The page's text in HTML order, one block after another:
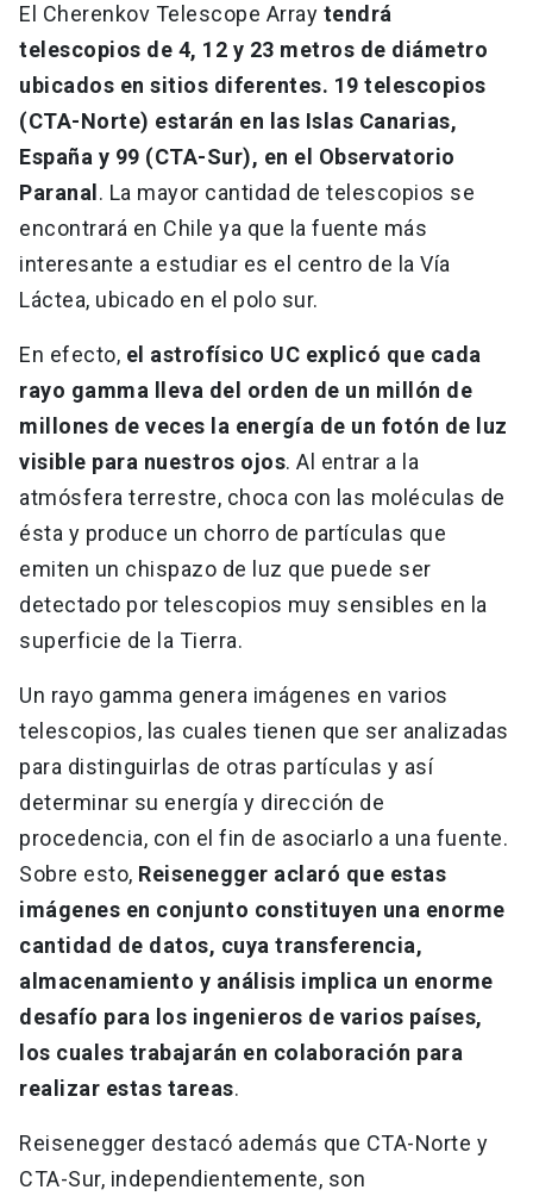
El Cherenkov Telescope Array tendrá
telescopios de 4, 12 y 23 metros de diámetro
ubicados en sitios diferentes. 19 telescopios
(CTA-Norte) estarán en las Islas Canarias,
España y 99 (CTA-Sur), en el Observatorio
Paranal . La mayor cantidad de telescopios se
encontrará en Chile ya que la fuente más
interesante a estudiar es el centro de la Vía
Láctea, ubicado en el polo sur.
En efecto, el astrofísico UC explicó que cada
rayo gamma lleva del orden de un millón de
millones de veces la energía de un fotón de luz
visible para nuestros ojos. Al entrar a la
atmósfera terrestre, choca con las moléculas de
ésta y produce un chorro de partículas que
emiten un chispazo de luz que puede ser
detectado por telescopios muy sensibles en la
superficie de la Tierra.
Un rayo gamma genera imágenes en varios
telescopios, las cuales tienen que ser analizadas
para distinguirlas de otras partículas y así
determinar su energía y dirección de
procedencia, con el fin de asociarlo a una fuente.
Sobre esto, Reisenegger aclaró que estas
imágenes en conjunto constituyen una enorme
cantidad de datos, cuya transferencia,
almacenamiento y análisis implica un enorme
desafío para los ingenieros de varios países,
los cuales trabajarán en colaboración para
realizar estas tareas.
Reisenegger destacó además que CTA-Norte y
CTA-Sur, independientemente, son